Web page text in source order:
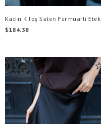
Kadın Kiloş Saten Fermuarlı Etek
$184.38